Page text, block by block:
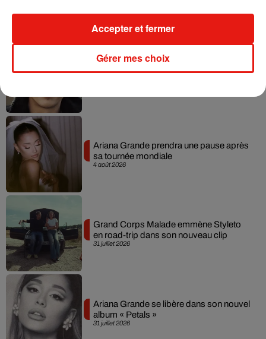
4 août 2026
Ariana Grande prendra une pause après
sa tournée mondiale
31 juillet 2026
Grand Corps Malade emmène Styleto
en road-trip dans son nouveau clip
31 juillet 2026
Ariana Grande se libère dans son nouvel
album « Petals »
Gérer mes choix
Accepter et fermer